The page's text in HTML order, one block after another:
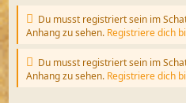
Du musst registriert sein im
Anhang zu sehen. Registriere dich
Du musst registriert sein im
Anhang zu sehen. Registriere dich